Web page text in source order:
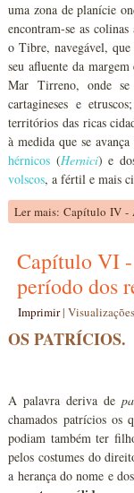
uma zona de planície
encontram-se as
o Tibre, navegável,
seu afluente da
Mar Tirreno, onde se
cartagineses e
territórios das ricas
à medida que se
hérnicos (Hernici) e
volscos, a fértil e mais
Ler mais: Capítulo IV -
Capítulo VI
período dos
Imprimir|
OS PATRÍCIOS.
A palavra deriva de
chamados patrícios os
podiam também ter
pelos costumes do
a herança do nome e